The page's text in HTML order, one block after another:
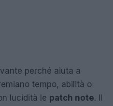
perché aiuta a
tempo, abilità o
lucidità le patch note. Il